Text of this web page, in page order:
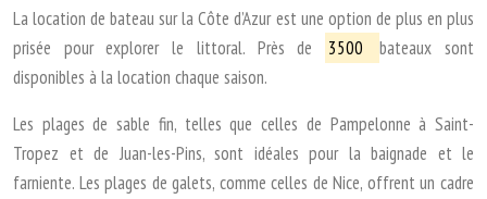
La location de bateau sur la Côte d’Azur est une option de plus en plus
prisée pour explorer le littoral. Près de
3500
bateaux sont
disponibles à la location chaque saison.
Les plages de sable fin, telles que celles de Pampelonne à Saint-
Tropez et de Juan-les-Pins, sont idéales pour la baignade et le
farniente. Les plages de galets, comme celles de Nice, offrent un cadre